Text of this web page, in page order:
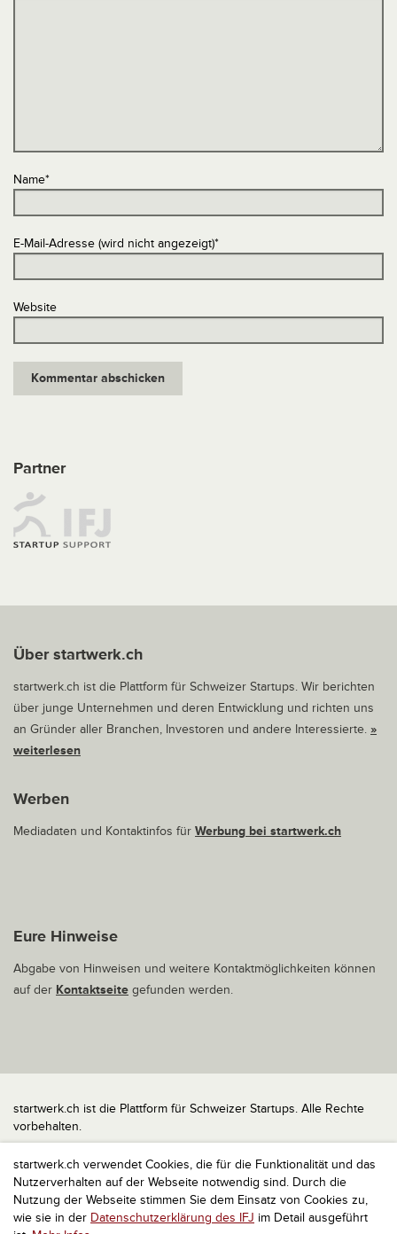
startwerk.ch verwendet Cookies, die für die Funktionalität und das
Nutzerverhalten auf der Webseite notwendig sind. Durch die
Nutzung der Webseite stimmen Sie dem Einsatz von Cookies zu,
wie sie in der Datenschutzerklärung des IFJ im Detail ausgeführt
Name*
E-Mail-Adresse (wird nicht angezeigt)*
Website
Partner
Über startwerk.ch
startwerk.ch ist die Plattform für Schweizer Startups. Wir berichten
über junge Unternehmen und deren Entwicklung und richten uns
an Gründer aller Branchen, Investoren und andere Interessierte. »
weiterlesen
Werben
Mediadaten und Kontaktinfos für Werbung bei startwerk.ch
Eure Hinweise
Abgabe von Hinweisen und weitere Kontaktmöglichkeiten können
auf der Kontaktseite gefunden werden.
startwerk.ch ist die Plattform für Schweizer Startups. Alle Rechte
vorbehalten.
Impressum
Kontakt
nach oben